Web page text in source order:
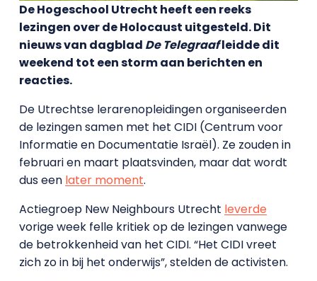
De Hogeschool Utrecht heeft een reeks
lezingen over de Holocaust uitgesteld. Dit
nieuws van dagblad De Telegraafleidde dit
weekend tot een storm aan berichten en
reacties.
De Utrechtse lerarenopleidingen organiseerden
de lezingen samen met het CIDI (Centrum voor
Informatie en Documentatie Israël). Ze zouden in
februari en maart plaatsvinden, maar dat wordt
dus een later moment.
Actiegroep New Neighbours Utrecht leverde
vorige week felle kritiek op de lezingen vanwege
de betrokkenheid van het CIDI. “Het CIDI vreet
zich zo in bij het onderwijs”, stelden de activisten.